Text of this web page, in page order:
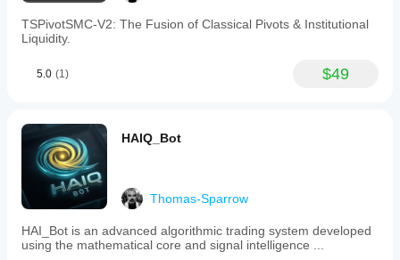
TSPivotSMC-V2: The Fusion of Classical Pivots & Institutional
Liquidity.
5.0 (1) $49
HAIQ_Bot
Thomas-Sparrow
HAI_Bot is an advanced algorithmic trading system developed
using the mathematical core and signal intelligence ...